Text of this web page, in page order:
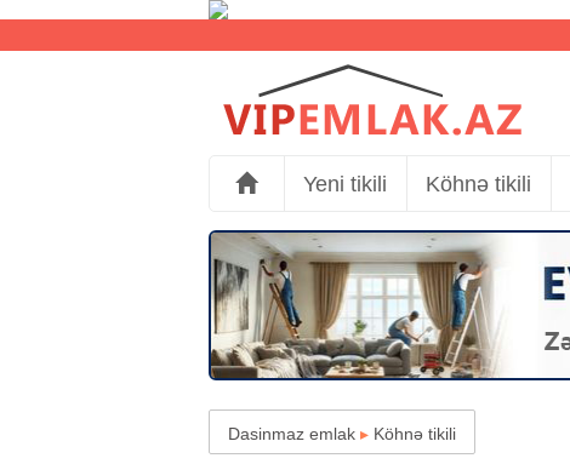
Yeni tikili Köhnə tikili
Dasinmaz emlak ▸ Köhnə tikili